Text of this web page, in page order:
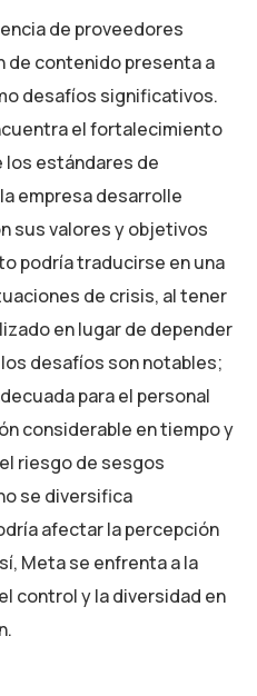
de proveedores
de contenido presenta a
desafíos significativos.
el fortalecimiento
los estándares de
empresa desarrolle
sus valores y objetivos
podría traducirse en una
de crisis, al tener
en lugar de depender
desafíos son notables;
para el personal
considerable en tiempo y
riesgo de sesgos
se diversifica
afectar la percepción
Meta se enfrenta a la
control y la diversidad en